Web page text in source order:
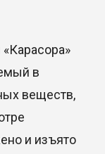
в
веществ,
и изъято